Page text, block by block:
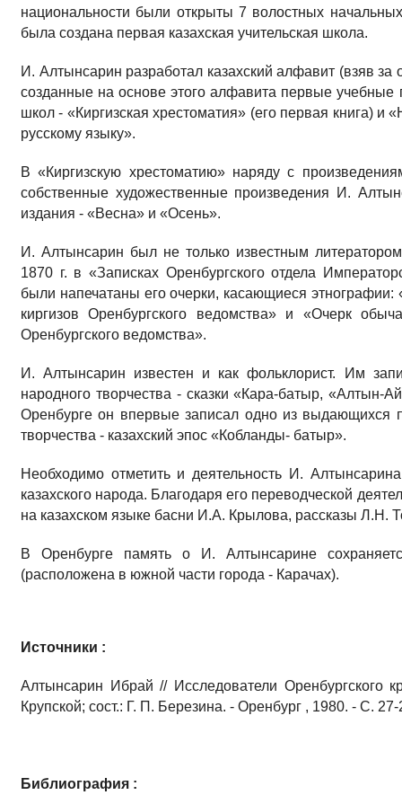
национальности были открыты 7 волостных
была создана первая казахская учительская школа.
И. Алтынсарин разработал казахский алфавит (взяв за
созданные на основе этого алфавита первые учебные
школ - «Киргизская хрестоматия» (его первая книга) и
русскому языку».
В «Киргизскую хрестоматию» наряду с
собственные художественные произведения И.
издания - «Весна» и «Осень».
И. Алтынсарин был не только известным
1870 г. в «Записках Оренбургского отдела
были напечатаны его очерки, касающиеся
киргизов Оренбургского ведомства» и «Очерк
Оренбургского ведомства».
И. Алтынсарин известен и как фольклорист. Им
народного творчества - сказки «Кара-батыр, «Алтын-
Оренбурге он впервые записал одно из выдающихся
творчества - казахский эпос «Кобланды- батыр».
Необходимо отметить и деятельность И.
казахского народа. Благодаря его переводческой
на казахском языке басни И.А. Крылова, рассказы Л.Н.
В Оренбурге память о И. Алтынсарине
(расположена в южной части города - Карачах).
Источники :
Алтынсарин Ибрай // Исследователи Оренбургского
Крупской; сост.: Г. П. Березина. - Оренбург , 1980. - С. 27-
Библиография :